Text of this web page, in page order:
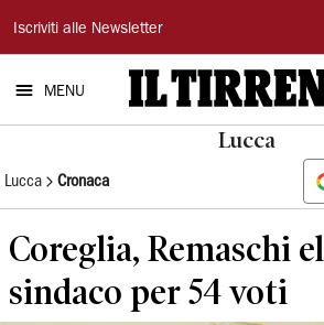
Il
Tirreno
Iscriviti alle Newsletter
MENU
Lucca
Lucca Cronaca
Coreglia, Remaschi
sindaco per 54 voti